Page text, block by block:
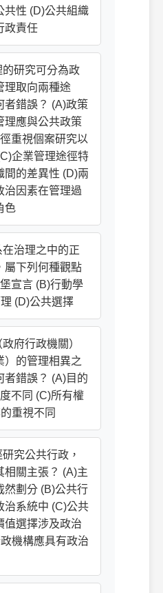
共性 (D)公共組織
政責任
研究可分為政
理取向兩種途
者錯誤？ (A)政策
理應與公共政策
重視個案研究以
企業管理途徑特
間的差異性 (D)兩
治因素在管理過
色
治理之中的正
屬下列何種觀點
宣言 (B)行動學
(D)公共選擇
府行政機關）
）的管理相異之
者錯誤？ (A)目的
不同 (C)所有權
重視不同
究公共行政，
相關主張？ (A)主
然劃分 (B)公共行
治系統中 (C)公共
值選擇涉及政治
機構應具有政治